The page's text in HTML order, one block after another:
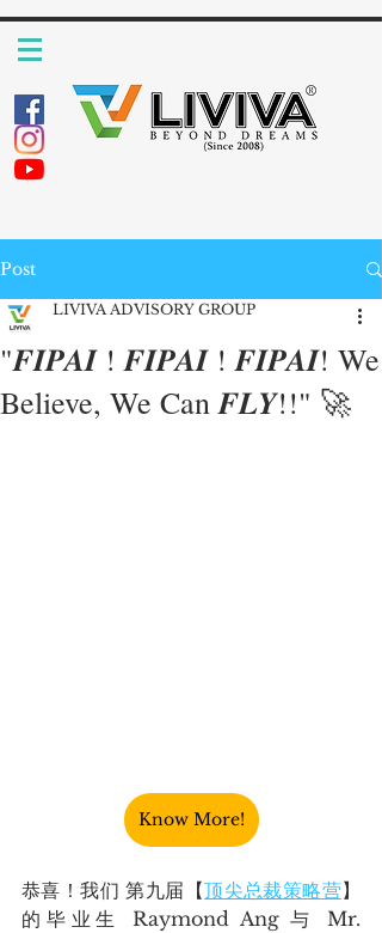
Post
"𝑭𝑰𝑷𝑨𝑰 ! 𝑭𝑰𝑷𝑨𝑰 ! 𝑭𝑰𝑷𝑨𝑰! We
Believe, We Can 𝑭𝑳𝒀!!" 🚀
LIVIVA ADVISORY GROUP
Know More!
恭喜！我们 第九届【顶尖总裁策略营】
的毕业生 Raymond Ang 与 Mr.